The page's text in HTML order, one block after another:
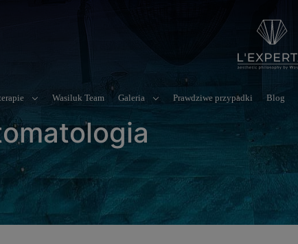
Wasiluk Team Galeria Prawdziwe przypadki Blog